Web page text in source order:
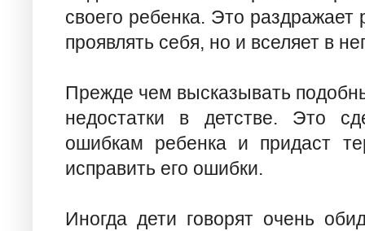
своего ребенка. Это
проявлять себя, но и вселяет в
Прежде чем высказывать
недостатки в детстве. Это
ошибкам ребенка и придаст
исправить его ошибки.
Иногда дети говорят очень